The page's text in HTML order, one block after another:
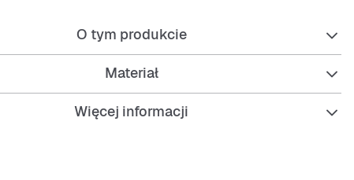
O tym produkcie
Materiał
Więcej informacji